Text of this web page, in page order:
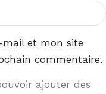
et mon site
commentaire.
ajouter des